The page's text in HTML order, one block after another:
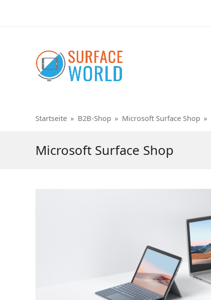
Startseite » B2B-Shop » Microsoft Surface Shop »
Microsoft Surface Shop